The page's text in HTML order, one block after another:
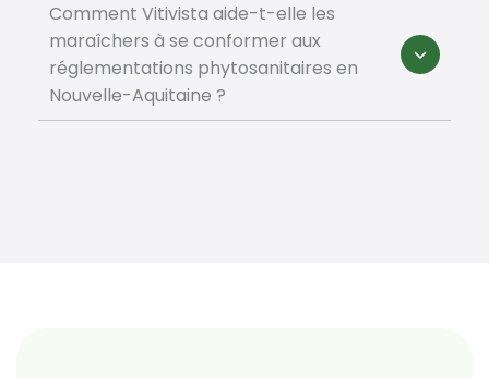
Comment Vitivista aide-t-elle les
maraîchers à se conformer aux
réglementations phytosanitaires en
Nouvelle-Aquitaine ?